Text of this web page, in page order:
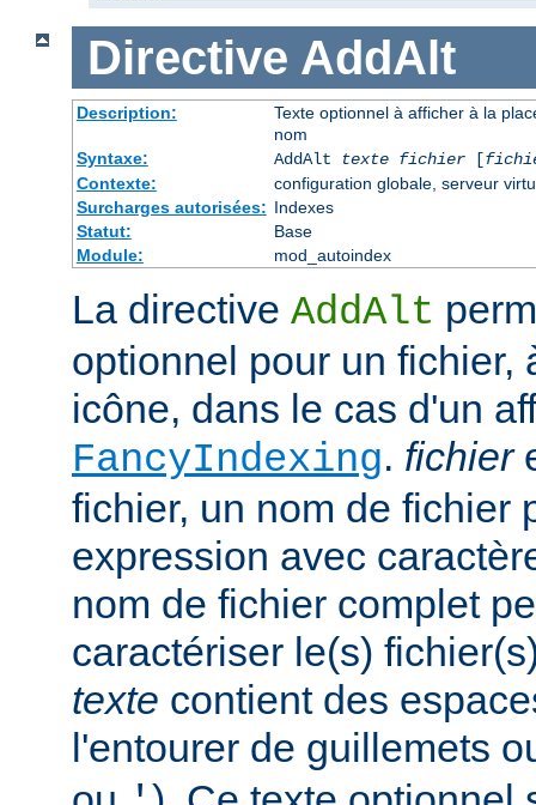
Directive AddAlt
Description:
Texte optionnel à afficher à la
nom
Syntaxe:
AddAlt texte fichier[
Contexte:
configuration globale, serveur
Surcharges autorisées: Indexes
Statut:
Base
Module:
mod_autoindex
La directive AddAlt
optionnel pour un fichier,
icône, dans le cas d'un
FancyIndexing. fichier
fichier, un nom de fichier
expression avec
nom de fichier complet
caractériser le(s)
texte contient des
l'entourer de guillemets